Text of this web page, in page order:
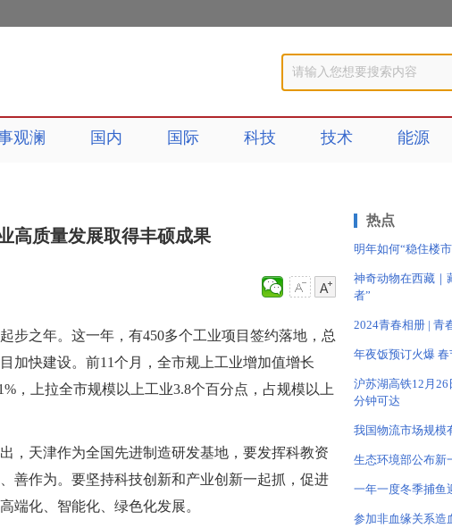
观澜 国内 国际 科技 技术 能源
高质量发展取得丰硕成果
步之年。这一年，有450多个工业项目签约落地，总
加快建设。前11个月，全市规上工业增加值增长
，上拉全市规模以上工业3.8个百分点，占规模以上
，天津作为全国先进制造研发基地，要发挥科教资
善作为。要坚持科技创新和产业创新一起抓，促进
端化、智能化、绿色化发展。
热点
明年如何“稳住楼
神奇动物在西藏
者”
2024青春相册 | 青
年夜饭预订火爆
沪苏湖高铁12月
分钟可达
我国物流市场规模
生态环境部公布新
一年一度冬季捕鱼
参加非血缘关系造